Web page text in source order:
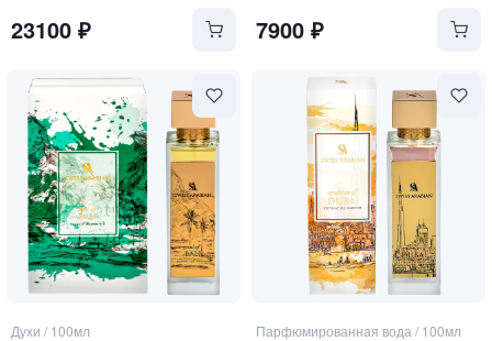
23100 ₽ 7900₽
Духи / 100мл Парфюмированная вода / 100мл